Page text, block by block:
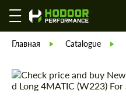
Главная Catalogue